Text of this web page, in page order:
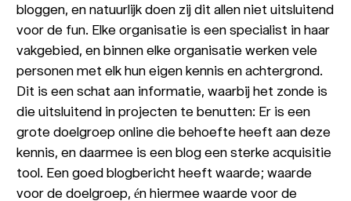
bloggen, en natuurlijk doen zij dit allen niet uitsluitend
voor de fun. Elke organisatie is een specialist in haar
vakgebied, en binnen elke organisatie werken vele
personen met elk hun eigen kennis en achtergrond.
Dit is een schat aan informatie, waarbij het zonde is
die uitsluitend in projecten te benutten: Er is een
grote doelgroep online die behoefte heeft aan deze
kennis, en daarmee is een blog een sterke acquisitie
tool. Een goed blogbericht heeft waarde; waarde
voor de doelgroep, én hiermee waarde voor de